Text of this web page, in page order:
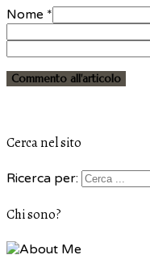
Nome *
Cerca nel sito
Ricerca per:
Chi sono?